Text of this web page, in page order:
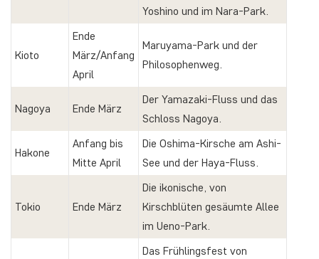
Yoshino und im Nara-Park.
Kioto
Ende
März/Anfang
April
Maruyama-Park und der
Philosophenweg.
Nagoya Ende März
Der Yamazaki-Fluss und das
Schloss Nagoya.
Hakone
Anfang bis
Mitte April
Die Oshima-Kirsche am Ashi-
See und der Haya-Fluss.
Tokio Ende März
Die ikonische, von
Kirschblüten gesäumte Allee
im Ueno-Park.
Das Frühlingsfest von